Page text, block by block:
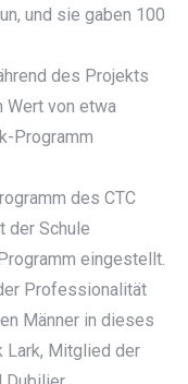
und sie gaben 100
des Projekts
Wert von etwa
Programm
des CTC
der Schule
eingestellt.
Professionalität
Männer in dieses
Lark, Mitglied der